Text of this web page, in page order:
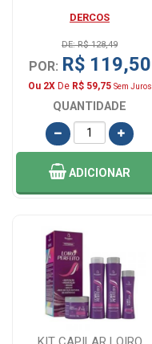
DERCOS
DE: R$ 128,49
POR: R$ 119,50
Ou 2XDe R$ 59,75 Sem Juros
QUANTIDADE
ADICIONAR